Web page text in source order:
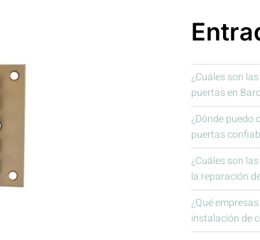
¿Cuáles son
puertas en
¿Dónde puedo
puertas
¿Cuáles son
la reparación
¿Qué
instalación de